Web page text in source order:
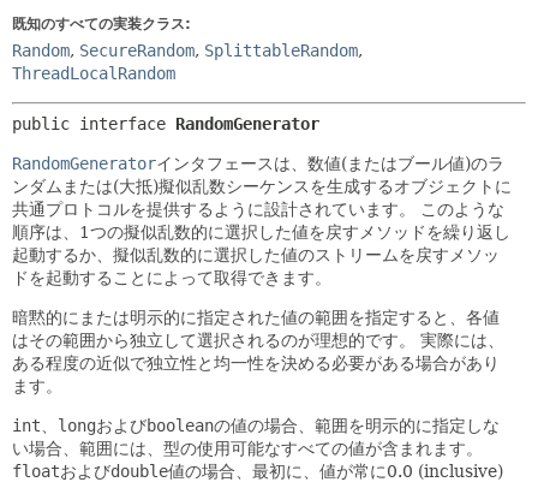
索引
ヘルプ
既知のすべての実装クラス:
Random, SecureRandom, SplittableRandom,
ThreadLocalRandom
public interface RandomGenerator
RandomGeneratorインタフェースは、数値(またはブール値)のラ
ンダムまたは(大抵)擬似乱数シーケンスを生成するオブジェクトに
共通プロトコルを提供するように設計されています。
このような
順序は、1つの擬似乱数的に選択した値を戻すメソッドを繰り返し
起動するか、擬似乱数的に選択した値のストリームを戻すメソッ
ドを起動することによって取得できます。
暗黙的にまたは明示的に指定された値の範囲を指定すると、各値
はその範囲から独立して選択されるのが理想的です。
実際には、
ある程度の近似で独立性と均一性を決める必要がある場合があり
ます。
int longおよびbooleanの値の場合、範囲を明示的に指定しな
い場合、範囲には、型の使用可能なすべての値が含まれます。
floatおよびdouble値の場合、最初に、値が常に0.0 (inclusive)